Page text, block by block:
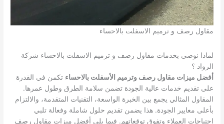
مقاول رصف و ترميم الاسفلت بالاحساء
لماذا نوصي بخدمات مقاول رصف و ترميم الاسفلت بالاحساء شركة
الرواد ؟
أفضل ميزات مقاول رصف وترميم الأسفلت بالاحساء تكمن في القدرة
على تقديم خدمات عالية الجودة تضمن سلامة الطرق وطول عمرها.
المقاول المثالي يجمع بين الخبرة الواسعة، التقنيات المتقدمة، والالتزام
بأعلى معايير الجودة. هذا يضمن تقديم حلول شاملة وفعالة تلبي
احتياجات العملاء وتفوق توقعاتهم. فيما يلي أفضل ميزات مقاول رصف